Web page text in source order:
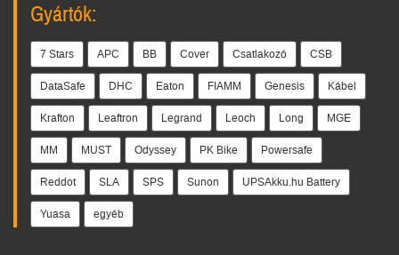
Gyártók:
7 Stars APC BB Cover Csatlakozó CSB
DataSafe DHC Eaton FIAMM Genesis Kábel
Krafton Leaftron Legrand Leoch Long MGE
MM MUST Odyssey PK Bike Powersafe
Reddot SLA SPS Sunon UPSAkku.hu Battery
Yuasa egyéb